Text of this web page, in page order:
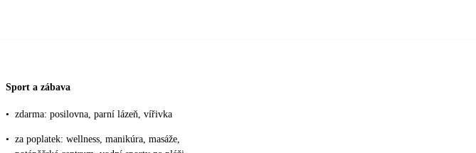
Sport a zábava
• zdarma: posilovna, parní lázeň, vířivka
• za poplatek: wellness, manikúra, masáže,